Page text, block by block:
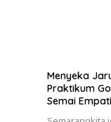
Menyeka
Praktikum
Semai